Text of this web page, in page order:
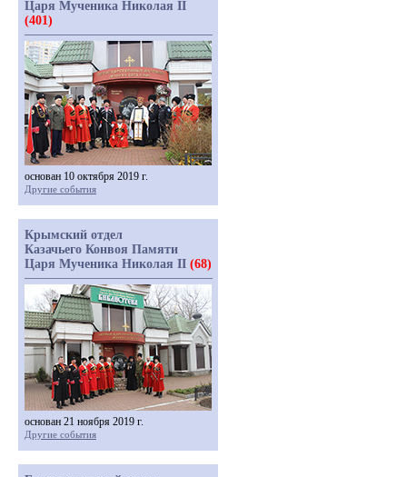
Царя Мученика Николая II
(401)
основан 10 октября 2019 г.
Другие события
Крымский отдел
Казачьего Конвоя Памяти
Царя Мученика Николая II (68)
основан 21 ноября 2019 г.
Другие события